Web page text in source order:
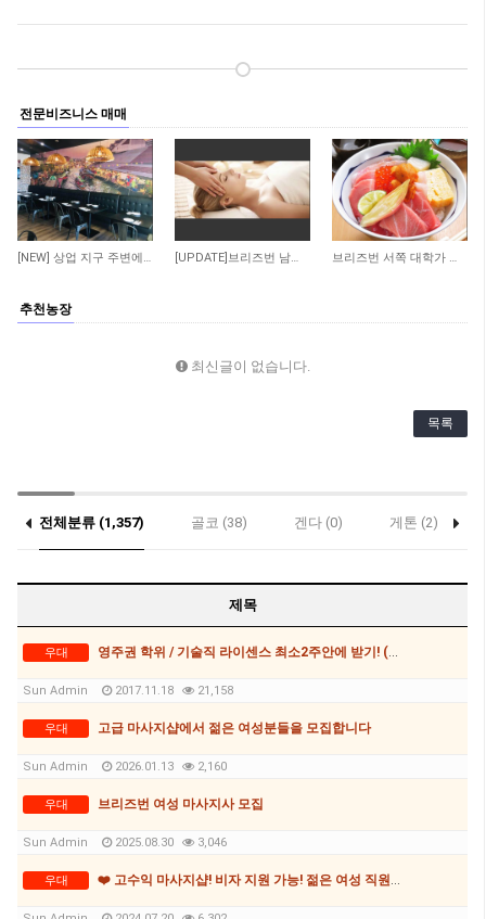
전문비즈니스 매매
57 [NEW] 상업 지구 주변에 위치한 저렴한 렌트비의 수익률 좋은 타이 테이크 어웨이 샾 매… 47 [UPDATE]브리즈번 남쪽 저렴한 렌트비 마사지 샾 333 브리즈번 서쪽 대학가 인근 일식당 매매 합니다
추천농장
최신글이 없습니다.
목록
전체분류 (1,357) 골코 (38) 겐다 (0) 게톤 (2)
제목
우대 영주권 학위 / 기술직 라이센스 최소2주안에 받기! (요리, 페인팅, 용접, 차일드케어 등등)
Sun Admin 2017.11.18 21,158
우대 고급 마사지샵에서 젊은 여성분들을 모집합니다
Sun Admin 2026.01.13 2,160
우대 브리즈번 여성 마사지사 모집
Sun Admin 2025.08.30 3,046
우대 ❤️ 고수익 마사지샵! 비자 지원 가능! 젊은 여성 직원 모집❤️